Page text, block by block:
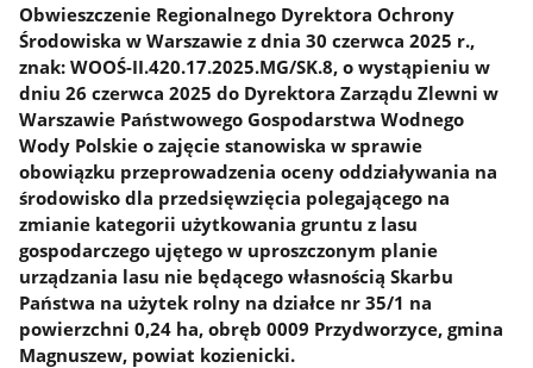
Obwieszczenie Regionalnego Dyrektora Ochrony
Środowiska w Warszawie z dnia 30 czerwca 2025 r.,
znak: WOOŚ-II.420.17.2025.MG/SK.8, o wystąpieniu w
dniu 26 czerwca 2025 do Dyrektora Zarządu Zlewni w
Warszawie Państwowego Gospodarstwa Wodnego
Wody Polskie o zajęcie stanowiska w sprawie
obowiązku przeprowadzenia oceny oddziaływania na
środowisko dla przedsięwzięcia polegającego na
zmianie kategorii użytkowania gruntu z lasu
gospodarczego ujętego w uproszczonym planie
urządzania lasu nie będącego własnością Skarbu
Państwa na użytek rolny na działce nr 35/1 na
powierzchni 0,24 ha, obręb 0009 Przydworzyce, gmina
Magnuszew, powiat kozienicki.